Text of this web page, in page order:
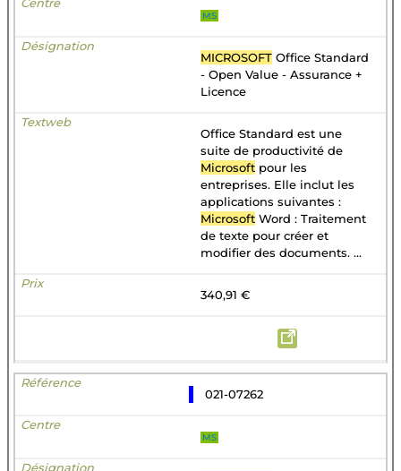
MS
MICROSOFT Office Standard
- Open Value - Assurance +
Licence
Office Standard est une
suite de productivité de
Microsoft pour les
entreprises. Elle inclut les
applications suivantes :
Microsoft Word : Traitement
de texte pour créer et
modifier des documents. ...
340,91 €
021-07262
MS